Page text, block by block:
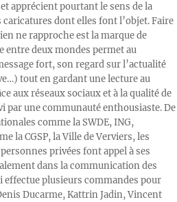
apprécient pourtant le sens de la
dont elles font l’objet. Faire
ne rapproche est la marque de
entre deux mondes permet au
fort, son regard sur l’actualité
tout en gardant une lecture au
aux réseaux sociaux et à la qualité de
par une communauté enthousiaste. De
comme la SWDE, ING,
la CGSP, la Ville de Verviers, les
privées font appel à ses
dans la communication des
effectue plusieurs commandes pour
Ducarme, Kattrin Jadin, Vincent